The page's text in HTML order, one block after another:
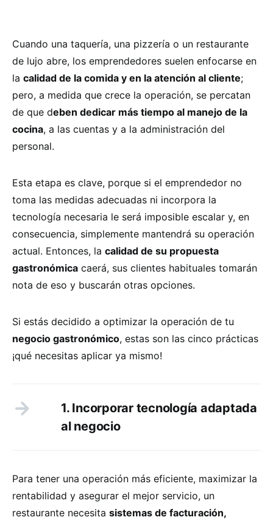
Cuando una taquería, una pizzería o un restaurante
de lujo abre, los emprendedores suelen enfocarse en
la calidad de la comida y en la atención al cliente;
pero, a medida que crece la operación, se percatan
de que deben dedicar más tiempo al manejo de la
cocina, a las cuentas y a la administración del
personal.
Esta etapa es clave, porque si el emprendedor no
toma las medidas adecuadas ni incorpora la
tecnología necesaria le será imposible escalar y, en
consecuencia, simplemente mantendrá su operación
actual. Entonces, la calidad de su propuesta
gastronómica caerá, sus clientes habituales tomarán
nota de eso y buscarán otras opciones.
Si estás decidido a optimizar la operación de tu
negocio gastronómico, estas son las cinco prácticas
¡qué necesitas aplicar ya mismo!
1. Incorporar tecnología adaptada
al negocio
Para tener una operación más eficiente, maximizar la
rentabilidad y asegurar el mejor servicio, un
restaurante necesita sistemas de facturación,